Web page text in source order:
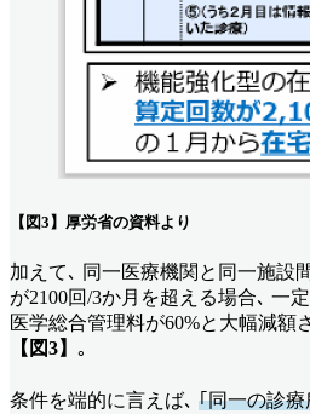
【図3】厚労省の資料より
加えて､ 同一医療機関と同一施設
が2100回/3か月を超える場合､ 一
医学総合管理料が60%と大幅減額
【図3】 ｡
条件を端的に言えば､ ｢同一の診